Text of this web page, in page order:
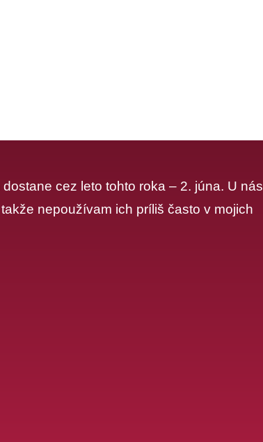
cez leto tohto roka – 2. júna. U nás
nepoužívam ich príliš často v mojich